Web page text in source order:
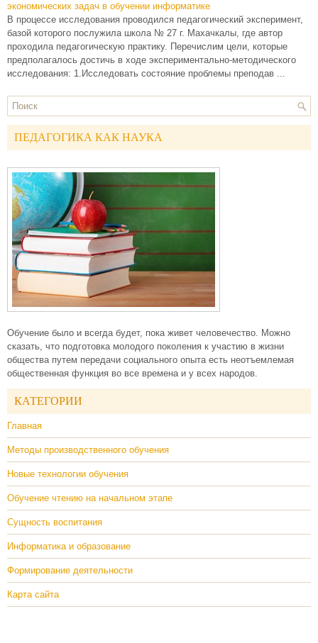
экономических задач в обучении информатике
В процессе исследования проводился педагогический эксперимент,
базой которого послужила школа № 27 г. Махачкалы, где автор
проходила педагогическую практику. Перечислим цели, которые
предполагалось достичь в ходе экспериментально-методического
исследования: 1.Исследовать состояние проблемы преподав ...
ПЕДАГОГИКА КАК НАУКА
Обучение было и всегда будет, пока живет человечество. Можно
сказать, что подготовка молодого поколения к участию в жизни
общества путем передачи социального опыта есть неотъемлемая
общественная функция во все времена и у всех народов.
КАТЕГОРИИ
Главная
Методы производственного обучения
Новые технологии обучения
Обучение чтению на начальном этапе
Сущность воспитания
Информатика и образование
Формирование деятельности
Карта сайта